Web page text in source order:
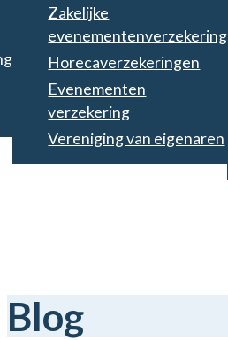
Zakelijke
evenementenverzekering
Horecaverzekeringen
Evenementen
verzekering
Vereniging van eigenaren
Blog